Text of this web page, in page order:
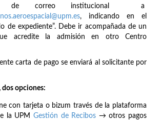
de correo institucional a
, indicando en el
de expediente”. Debe ir acompañada de un
acredite la admisión en otro Centro
carta de pago se enviará al solicitante por
dos opciones:
con tarjeta o bizum través de la plataforma
la UPM Gestión de Recibos → otros pagos